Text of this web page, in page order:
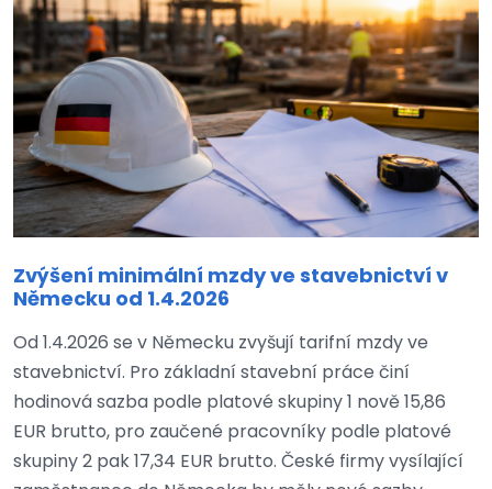
Zvýšení minimální mzdy ve stavebnictví v
Německu od 1.4.2026
Od 1.4.2026 se v Německu zvyšují tarifní mzdy ve
stavebnictví. Pro základní stavební práce činí
hodinová sazba podle platové skupiny 1 nově 15,86
EUR brutto, pro zaučené pracovníky podle platové
skupiny 2 pak 17,34 EUR brutto. České firmy vysílající